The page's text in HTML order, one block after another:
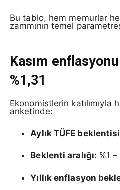
Bu tablo, hem memurlar
zammının temel
Kasım
%1,31
Ekonomistlerin katılımıyla
anketinde:
Aylık TÜFE
Beklenti aralığı: %1
Yıllık enflasyon